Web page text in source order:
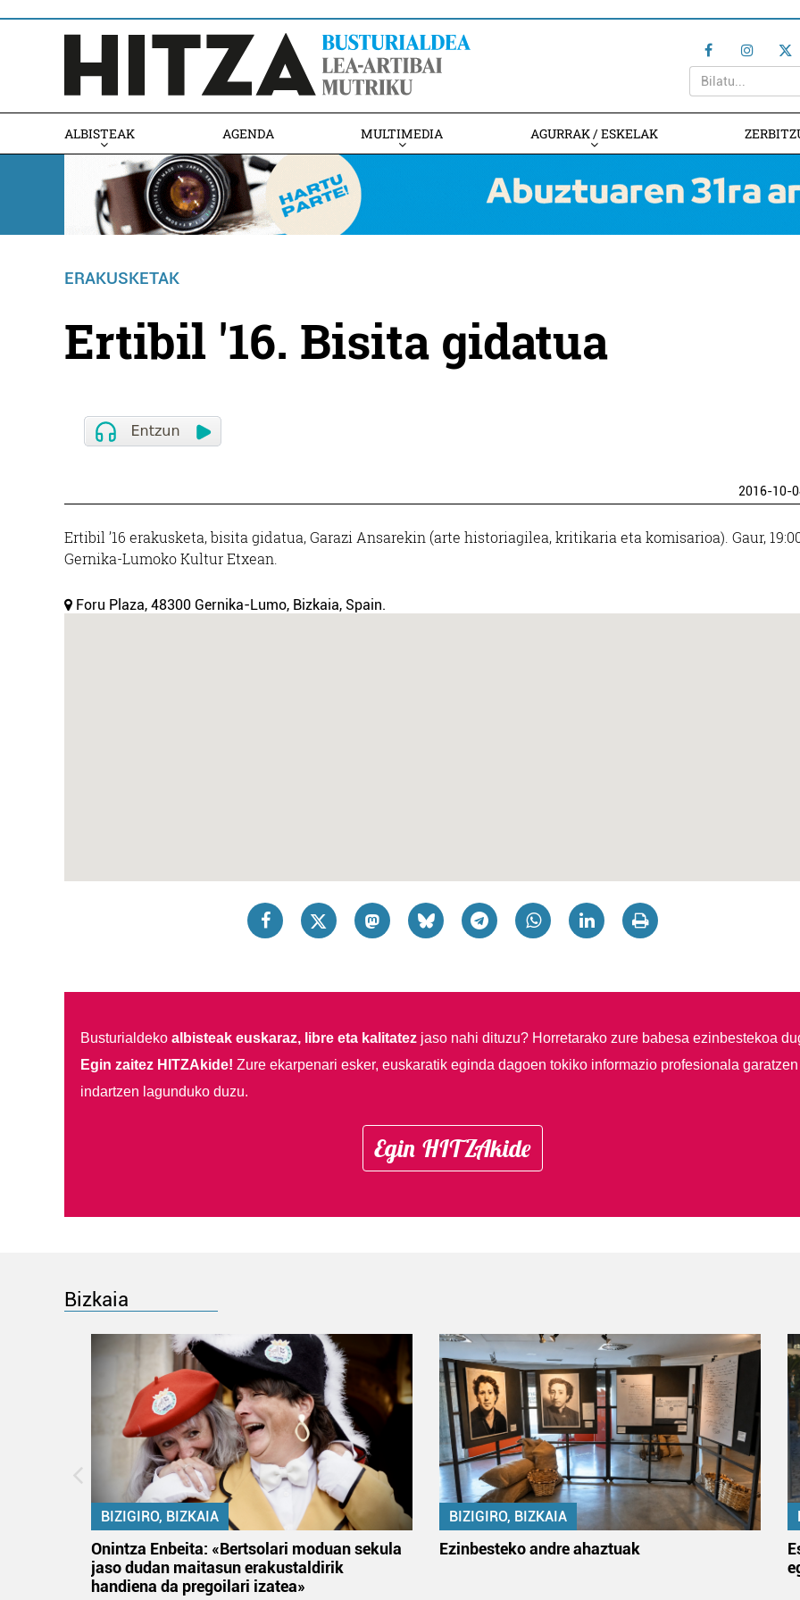
ALBISTEAK AGENDA MULTIMEDIA AGURRAK / ESKELAK
ERAKUSKETAK
Ertibil '16. Bisita gidatua
2016-10-
Ertibil ’16 erakusketa, bisita gidatua, Garazi Ansarekin (arte historiagilea, kritikaria eta komisarioa). Gaur,
Gernika-Lumoko Kultur Etxean.
Foru Plaza, 48300 Gernika-Lumo, Bizkaia, Spain.
Busturialdeko albisteak euskaraz, libre eta kalitatezjaso nahi dituzu? Horretarako zure babesa ezinbestekoa
Egin zaitez HITZAkide! Zure ekarpenari esker, euskaratik eginda dagoen tokiko informazio profesionala garatzen
indartzen lagunduko duzu.
Egin HITZAkide
Bizkaia
BIZIGIRO, BIZKAIA
Onintza Enbeita: «Bertsolari moduan sekula
jaso dudan maitasun erakustaldirik
handiena da pregoilari izatea»
BIZIGIRO, BIZKAIA
Ezinbesteko andre ahaztuak